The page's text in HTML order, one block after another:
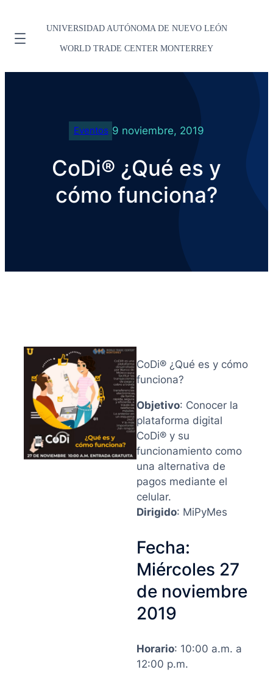
UNIVERSIDAD AUTÓNOMA DE NUEVO LEÓN
WORLD TRADE CENTER MONTERREY
Eventos 9 noviembre, 2019
CoDi® ¿Qué es y
cómo funciona?
CoDi® ¿Qué es y cómo
funciona?
Objetivo: Conocer la
plataforma digital
CoDi® y su
funcionamiento como
una alternativa de
pagos mediante el
celular.
Dirigido: MiPyMes
Fecha:
Miércoles 27
de noviembre
2019
Horario: 10:00 a.m. a
12:00 p.m.